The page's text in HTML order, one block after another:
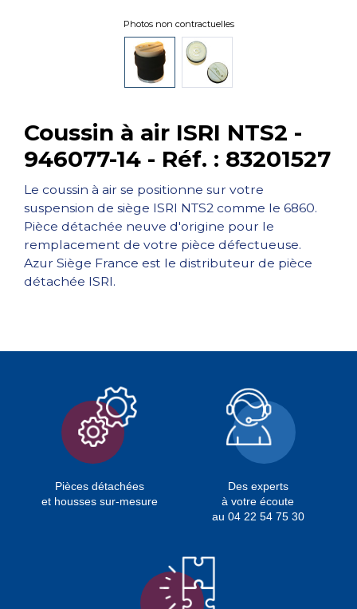
Coussin à air ISRI NTS2 -
946077-14 - Réf. : 83201527
Le coussin à air se positionne sur votre
suspension de siège ISRI NTS2 comme le 6860.
Pièce détachée neuve d'origine pour le
remplacement de votre pièce défectueuse.
Azur Siège France est le distributeur de pièce
détachée ISRI.
Photos non contractuelles
Pièces détachées
et housses sur-mesure
Des experts
à votre écoute
au 04 22 54 75 30